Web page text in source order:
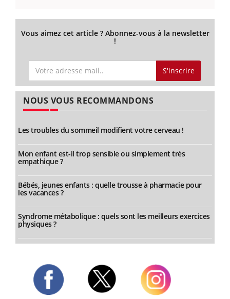
Vous aimez cet article ? Abonnez-vous à la newsletter
!
S'inscrire
NOUS VOUS RECOMMANDONS
Les troubles du sommeil modifient votre cerveau !
Mon enfant est-il trop sensible ou simplement très
empathique ?
Bébés, jeunes enfants : quelle trousse à pharmacie pour
les vacances ?
Syndrome métabolique : quels sont les meilleurs exercices
physiques ?